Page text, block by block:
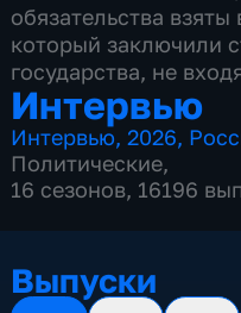
обязательства
который заключили
государства, не
Интервью
Интервью,2026,
Политические,
16 сезонов, 16196
Выпуски